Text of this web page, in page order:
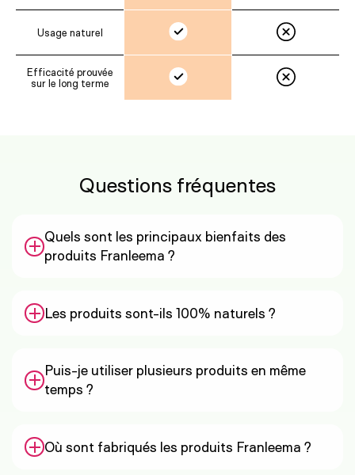
Usage naturel
Efficacité prouvée
sur le long terme
Questions fréquentes
Quels sont les principaux bienfaits des
produits Franleema ?
Favoriser une perte de poids efficace grâce
naturels.
Améliorer l’énergie et réduire la fatigue.
Nourrir, réparer et protéger la peau,
Apporter des solutions saines et naturelles
pour un bien-être global.
Les produits sont-ils 100% naturels ?
à base d’ingrédients naturels, sans substances
chimiques nocives, afin de garantir leur
Puis-je utiliser plusieurs produits en même
temps ?
complémentaires. Par exemple, vous pouvez
Où sont fabriqués les produits Franleema ?